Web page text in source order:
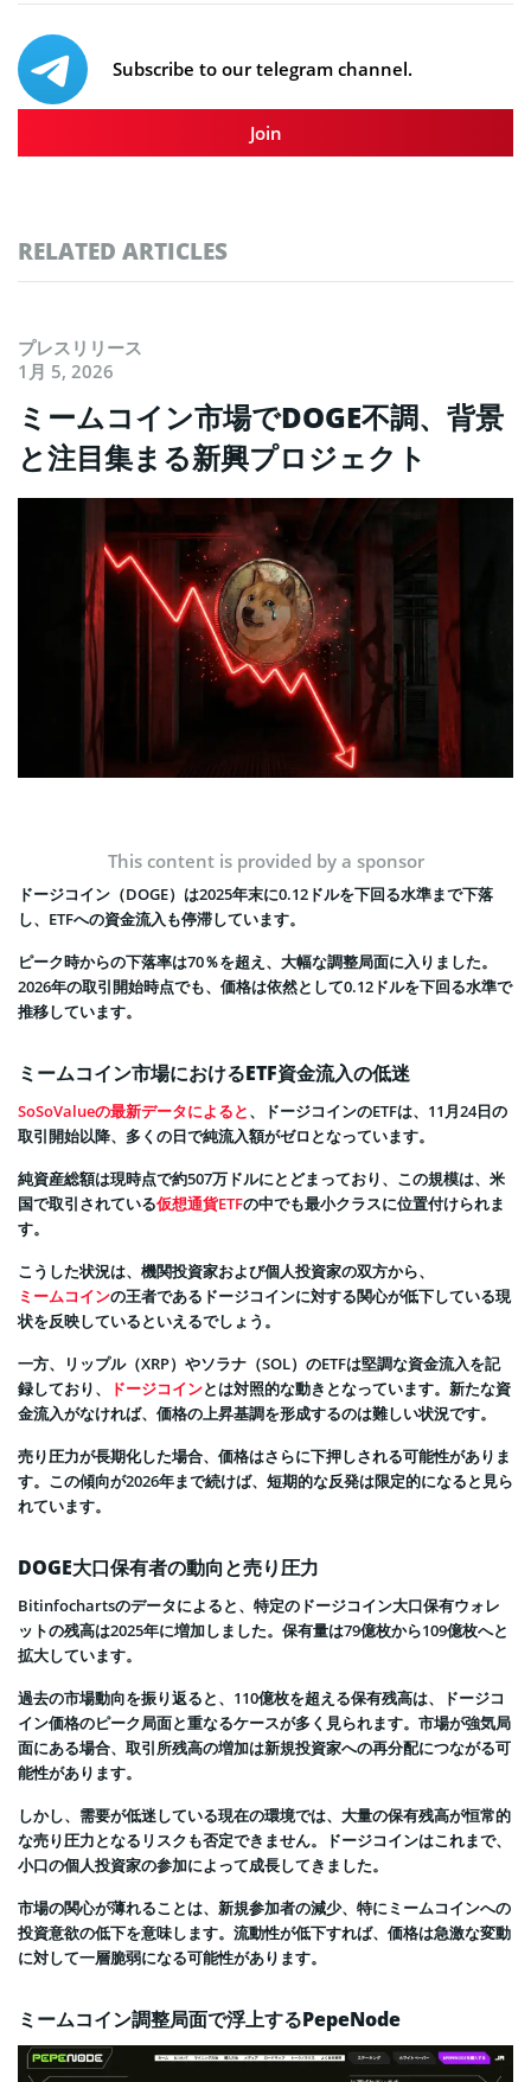
Subscribe to our telegram channel.
Join
RELATED ARTICLES
プレスリリース
1月 5, 2026
ミームコイン市場でDOGE不調、背景
と注目集まる新興プロジェクト
This content is provided by a sponsor
ドージコイン（DOGE）は2025年末に0.12ドルを下回る水準まで下落
し、ETFへの資金流入も停滞しています。
ピーク時からの下落率は70％を超え、大幅な調整局面に入りました。
2026年の取引開始時点でも、価格は依然として0.12ドルを下回る水準で
推移しています。
ミームコイン市場におけるETF資金流入の低迷
SoSoValueの最新データによると、ドージコインのETFは、11月24日の
取引開始以降、多くの日で純流入額がゼロとなっています。
純資産総額は現時点で約507万ドルにとどまっており、この規模は、米
国で取引されている仮想通貨ETFの中でも最小クラスに位置付けられま
す。
こうした状況は、機関投資家および個人投資家の双方から、
ミームコインの王者であるドージコインに対する関心が低下している現
状を反映しているといえるでしょう。
一方、リップル（XRP）やソラナ（SOL）のETFは堅調な資金流入を記
録しており、
ドージコインとは対照的な動きとなっています。新たな資
金流入がなければ、価格の上昇基調を形成するのは難しい状況です。
売り圧力が長期化した場合、価格はさらに下押しされる可能性がありま
す。この傾向が2026年まで続けば、短期的な反発は限定的になると見ら
れています。
DOGE大口保有者の動向と売り圧力
Bitinfochartsのデータによると、特定のドージコイン大口保有ウォレ
ットの残高は2025年に増加しました。保有量は79億枚から109億枚へと
拡大しています。
過去の市場動向を振り返ると、110億枚を超える保有残高は、ドージコ
イン価格のピーク局面と重なるケースが多く見られます。市場が強気局
面にある場合、取引所残高の増加は新規投資家への再分配につながる可
能性があります。
しかし、需要が低迷している現在の環境では、大量の保有残高が恒常的
な売り圧力となるリスクも否定できません。ドージコインはこれまで、
小口の個人投資家の参加によって成長してきました。
市場の関心が薄れることは、新規参加者の減少、特にミームコインへの
投資意欲の低下を意味します。流動性が低下すれば、価格は急激な変動
に対して一層脆弱になる可能性があります。
ミームコイン調整局面で浮上するPepeNode